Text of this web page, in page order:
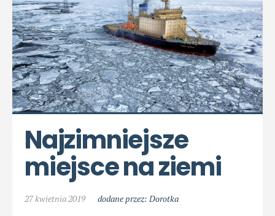
Najzimniejsze
miejsce na ziemi
27 kwietnia 2019 dodane przez: Dorotka